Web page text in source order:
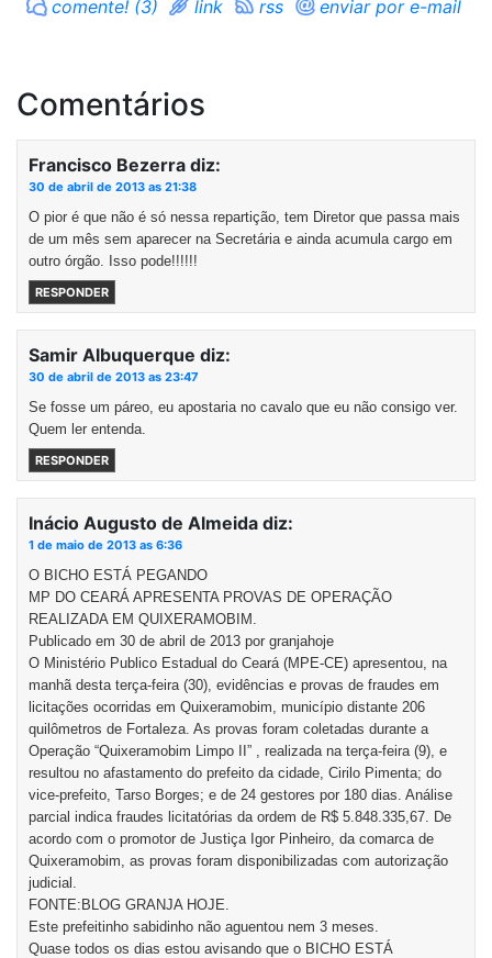
comente! (3) link rss enviar por e-mail
Comentários
Francisco Bezerra diz:
30 de abril de 2013 as 21:38
O pior é que não é só nessa repartição, tem Diretor que passa mais
de um mês sem aparecer na Secretária e ainda acumula cargo em
outro órgão. Isso pode!!!!!!
RESPONDER
Samir Albuquerque diz:
30 de abril de 2013 as 23:47
Se fosse um páreo, eu apostaria no cavalo que eu não consigo ver.
Quem ler entenda.
RESPONDER
Inácio Augusto de Almeida diz:
1 de maio de 2013 as 6:36
O BICHO ESTÁ PEGANDO
MP DO CEARÁ APRESENTA PROVAS DE OPERAÇÃO
REALIZADA EM QUIXERAMOBIM.
Publicado em 30 de abril de 2013 por granjahoje
O Ministério Publico Estadual do Ceará (MPE-CE) apresentou, na
manhã desta terça-feira (30), evidências e provas de fraudes em
licitações ocorridas em Quixeramobim, município distante 206
quilômetros de Fortaleza. As provas foram coletadas durante a
Operação “Quixeramobim Limpo II” , realizada na terça-feira (9), e
resultou no afastamento do prefeito da cidade, Cirilo Pimenta; do
vice-prefeito, Tarso Borges; e de 24 gestores por 180 dias. Análise
parcial indica fraudes licitatórias da ordem de R$ 5.848.335,67. De
acordo com o promotor de Justiça Igor Pinheiro, da comarca de
Quixeramobim, as provas foram disponibilizadas com autorização
judicial.
FONTE:BLOG GRANJA HOJE.
Este prefeitinho sabidinho não aguentou nem 3 meses.
Quase todos os dias estou avisando que o BICHO ESTÁ